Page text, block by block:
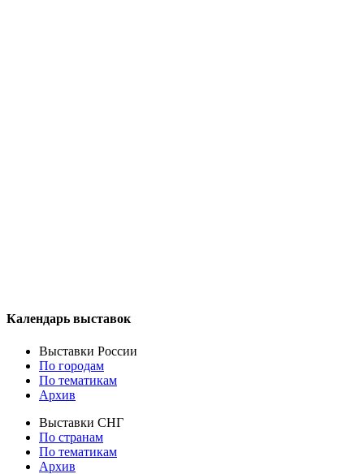
Календарь выставок
Выставки России
По городам
По тематикам
Архив
Выставки СНГ
По странам
По тематикам
Архив